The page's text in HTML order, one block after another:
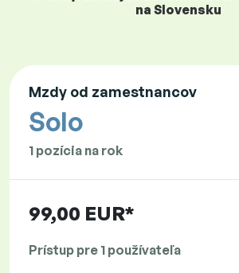
na Slovensku
Mzdy od zamestnancov
Solo
1 pozícia na rok
99,00 EUR*
Prístup pre 1 používateľa